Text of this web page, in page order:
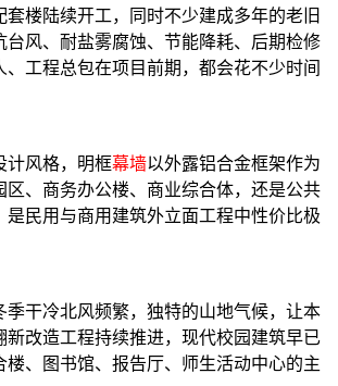
楼陆续开工，同时不少建成多年的老旧
台风、耐盐雾腐蚀、节能降耗、后期检修
工程总包在项目前期，都会花不少时间
计风格，明框幕墙以外露铝合金框架作为
、商务办公楼、商业综合体，还是公共
民用与商用建筑外立面工程中性价比极
干冷北风频繁，独特的山地气候，让本
改造工程持续推进，现代校园建筑早已
、图书馆、报告厅、师生活动中心的主